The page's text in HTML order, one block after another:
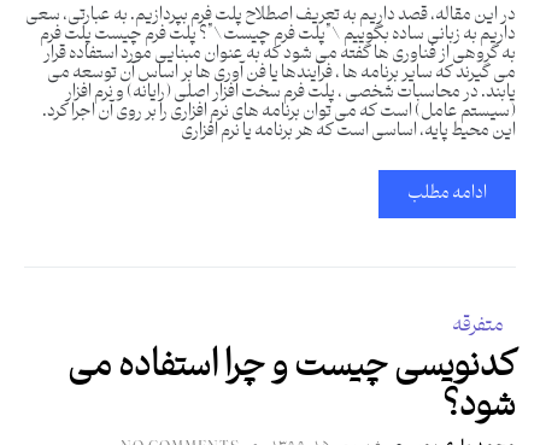
در این مقاله، قصد داریم به تعریف اصطلاح پلت فرم بپردازیم. به عبارتی، سعی
داریم به زبانی ساده بگوییم \”پلت فرم چیست\”؟ پلت فرم چیست پلت فرم
به گروهی از فناوری ها گفته می شود که به عنوان مبنایی مورد استفاده قرار
می گیرند که سایر برنامه ها ، فرآیندها یا فن آوری ها بر اساس آن توسعه می
یابند. در محاسبات شخصی ، پلت فرم سخت افزار اصلی (رایانه) و نرم افزار
(سیستم عامل) است که می توان برنامه های نرم افزاری را بر روی آن اجرا کرد.
این محیط پایه، اساسی است که هر برنامه یا نرم افزاری
ادامه مطلب
متفرقه
کدنویسی چیست و چرا استفاده می
شود؟